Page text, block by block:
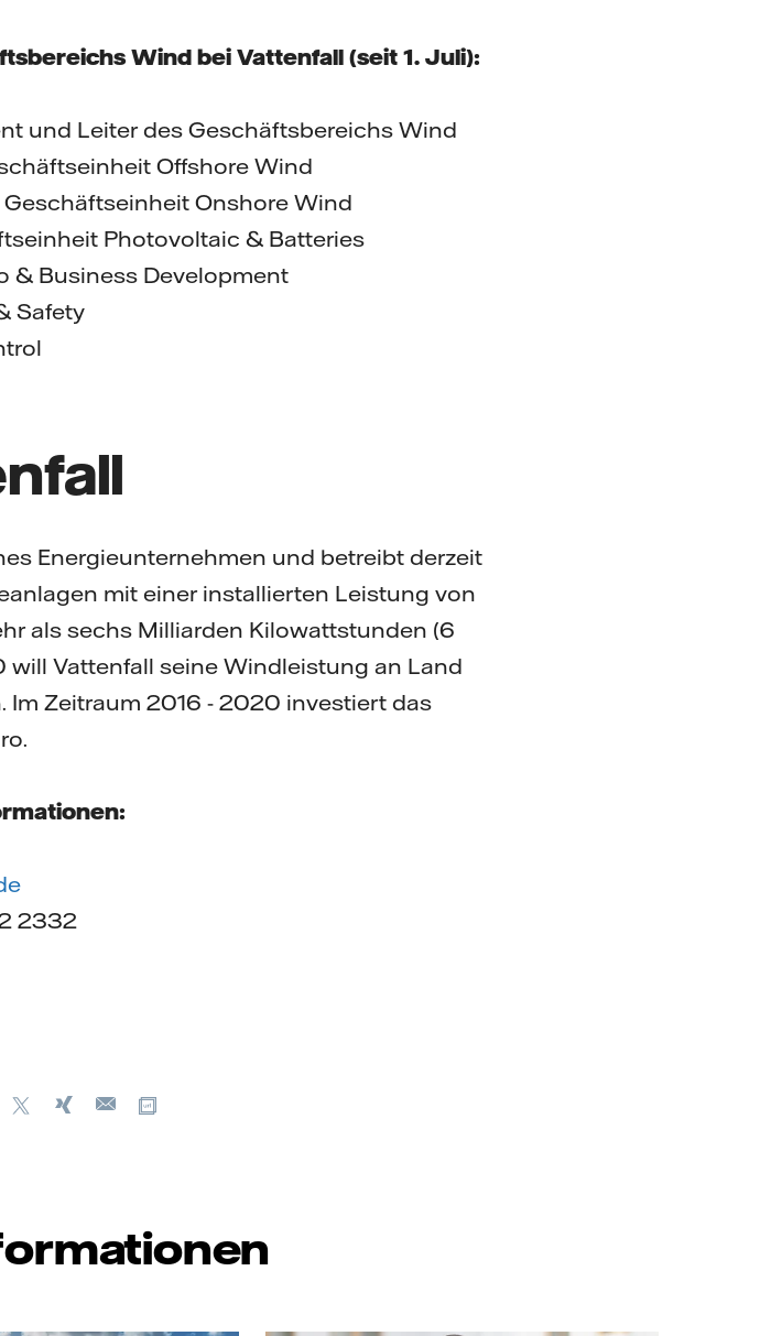
Wind bei Vattenfall (seit 1. Juli):
und Leiter des Geschäftsbereichs Wind
Offshore Wind
Geschäftseinheit Onshore Wind
Photovoltaic & Batteries
& Business Development
Safety
Energieunternehmen und betreibt derzeit
mit einer installierten Leistung von
als sechs Milliarden Kilowattstunden (6
Vattenfall seine Windleistung an Land
Zeitraum 2016 - 2020 investiert das
2332
LinkedIn Xing
E-